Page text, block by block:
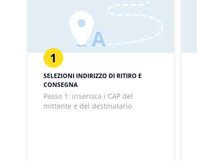
1
SELEZIONI INDIRIZZO DI RITIRO E
CONSEGNA
Passo 1: inserisca i CAP del
mittente e del destinatario